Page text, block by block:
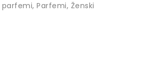
parfemi,Parfemi, Ženski